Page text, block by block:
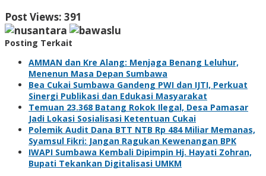
Post Views: 391
Posting Terkait
AMMAN dan Kre Alang: Menjaga Benang Leluhur,
Menenun Masa Depan Sumbawa
Bea Cukai Sumbawa Gandeng PWI dan IJTI, Perkuat
Sinergi Publikasi dan Edukasi Masyarakat
Temuan 23.368 Batang Rokok Ilegal, Desa Pamasar
Jadi Lokasi Sosialisasi Ketentuan Cukai
Polemik Audit Dana BTT NTB Rp 484 Miliar Memanas,
Syamsul Fikri: Jangan Ragukan Kewenangan BPK
IWAPI Sumbawa Kembali Dipimpin Hj. Hayati Zohran,
Bupati Tekankan Digitalisasi UMKM